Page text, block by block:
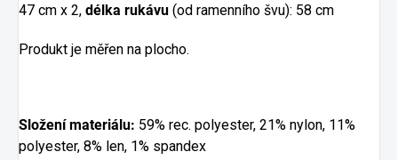
47 cm x 2, délka rukávu (od ramenního švu): 58 cm
Produkt je měřen na plocho.
Složení materiálu: 59% rec. polyester, 21% nylon, 11%
polyester, 8% len, 1% spandex